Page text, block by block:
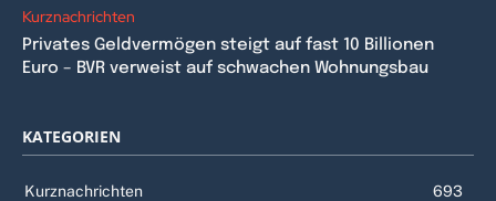
Kurznachrichten
Privates Geldvermögen steigt auf fast 10 Billionen
Euro – BVR verweist auf schwachen Wohnungsbau
KATEGORIEN
Kurznachrichten
693